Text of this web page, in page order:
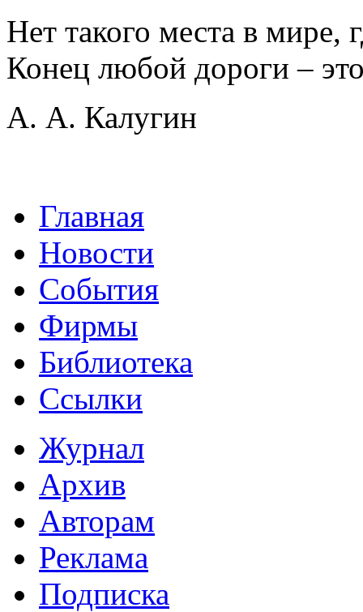
Нет такого места в мире,
Конец любой дороги –
А. А. Калугин
Главная
Новости
События
Фирмы
Библиотека
Ссылки
Журнал
Архив
Авторам
Реклама
Подписка